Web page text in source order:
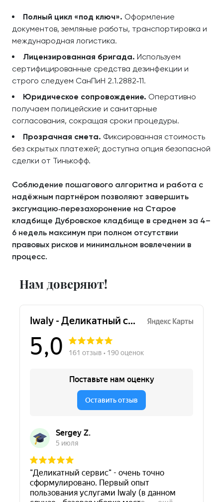
Полный цикл «под ключ». Оформление
документов, земляные работы, транспортировка и
международная логистика.
Лицензированная бригада. Используем
сертифицированные средства дезинфекции и
строго следуем СанПиН 2.1.2882‑11.
Юридическое сопровождение. Оперативно
получаем полицейские и санитарные
согласования, сокращая сроки процедуры.
Прозрачная смета. Фиксированная стоимость
без скрытых платежей; доступна опция безопасной
сделки от Тинькофф.
Соблюдение пошагового алгоритма и работа с
надёжным партнёром позволяют завершить
эксгумацию‑перезахоронение на Старое
кладбище Дубровское кладбище в среднем за 4–
6 недель максимум при полном отсутствии
правовых рисков и минимальном вовлечении в
процесс.
Нам доверяют!